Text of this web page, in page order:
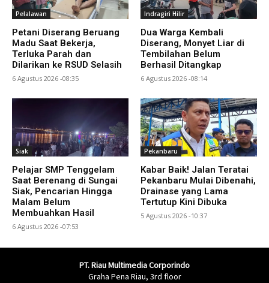
Pelalawan
Petani Diserang Beruang
Madu Saat Bekerja,
Terluka Parah dan
Dilarikan ke RSUD Selasih
6 Agustus 2026 -08:35
Indragiri Hilir
Dua Warga Kembali
Diserang, Monyet Liar di
Tembilahan Belum
Berhasil Ditangkap
6 Agustus 2026 -08:14
Siak
Pelajar SMP Tenggelam
Saat Berenang di Sungai
Siak, Pencarian Hingga
Malam Belum
Membuahkan Hasil
6 Agustus 2026 -07:53
Pekanbaru
Kabar Baik! Jalan Teratai
Pekanbaru Mulai Dibenahi,
Drainase yang Lama
Tertutup Kini Dibuka
5 Agustus 2026 -10:37
PT. Riau Multimedia Corporindo
Graha Pena Riau, 3rd floor